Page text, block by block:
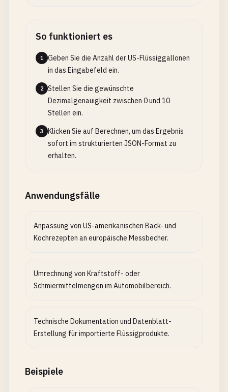
So funktioniert es
1
Geben Sie die Anzahl der US-Flüssiggallonen
in das Eingabefeld ein.
2
Stellen Sie die gewünschte
Dezimalgenauigkeit zwischen 0 und 10
Stellen ein.
3
Klicken Sie auf Berechnen, um das Ergebnis
sofort im strukturierten JSON-Format zu
erhalten.
Anwendungsfälle
Anpassung von US-amerikanischen Back- und
Kochrezepten an europäische Messbecher.
Umrechnung von Kraftstoff- oder
Schmiermittelmengen im Automobilbereich.
Technische Dokumentation und Datenblatt-
Erstellung für importierte Flüssigprodukte.
Beispiele